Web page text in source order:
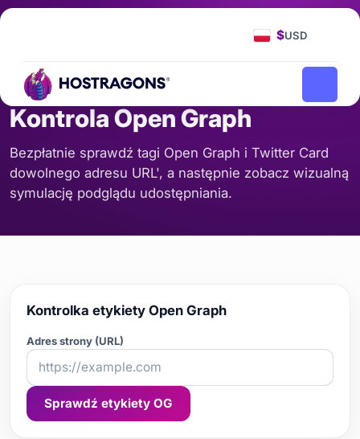
$USD
Kontrola Open Graph
Bezpłatnie sprawdź tagi Open Graph i Twitter Card
dowolnego adresu URL', a następnie zobacz wizualną
symulację podglądu udostępniania.
Kontrolka etykiety Open Graph
Adres strony (URL)
Sprawdź etykiety OG